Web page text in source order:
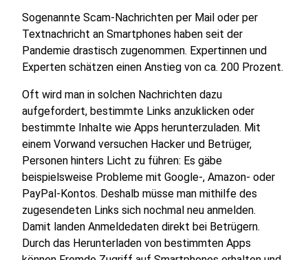
Sogenannte Scam-Nachrichten per Mail oder per
Textnachricht an Smartphones haben seit der
Pandemie drastisch zugenommen. Expertinnen und
Experten schätzen einen Anstieg von ca. 200 Prozent.
Oft wird man in solchen Nachrichten dazu
aufgefordert, bestimmte Links anzuklicken oder
bestimmte Inhalte wie Apps herunterzuladen. Mit
einem Vorwand versuchen Hacker und Betrüger,
Personen hinters Licht zu führen: Es gäbe
beispielsweise Probleme mit Google-, Amazon- oder
PayPal-Kontos. Deshalb müsse man mithilfe des
zugesendeten Links sich nochmal neu anmelden.
Damit landen Anmeldedaten direkt bei Betrügern.
Durch das Herunterladen von bestimmten Apps